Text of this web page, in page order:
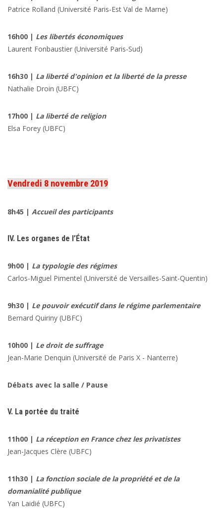
Patrice Rolland (Université Paris-Est Val de Marne)
16h00 | Les libertés économiques
Laurent Fonbaustier (Université Paris-Sud)
16h30 | La liberté d'opinion et la liberté de la presse
Nathalie Droin (UBFC)
17h00 | La liberté de religion
Elsa Forey (UBFC)
Vendredi 8 novembre 2019
8h45 | Accueil des participants
IV. Les organes de l’État
9h00 | La typologie des régimes
Carlos-Miguel Pimentel (Université de Versailles-Saint-Quentin)
9h30 | Le pouvoir exécutif dans le régime parlementaire
Bernard Quiriny (UBFC)
10h00 | Le droit de suffrage
Jean-Marie Denquin (Université de Paris X - Nanterre)
Débats avec la salle / Pause
V. La portée du traité
11h00 | La réception en France chez les privatistes
Jean-Jacques Clère (UBFC)
11h30 | La fonction sociale de la propriété et de la
domanialité publique
Yan Laidié (UBFC)